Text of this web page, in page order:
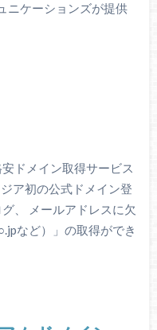
ニケーションズが提供
ドメイン取得サービス
ア初の公式ドメイン登
、 メールアドレスに欠
など）」の取得ができ